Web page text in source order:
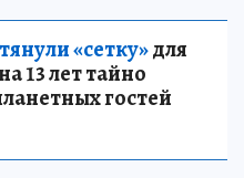
«сетку»для
13 лет тайно
гостей